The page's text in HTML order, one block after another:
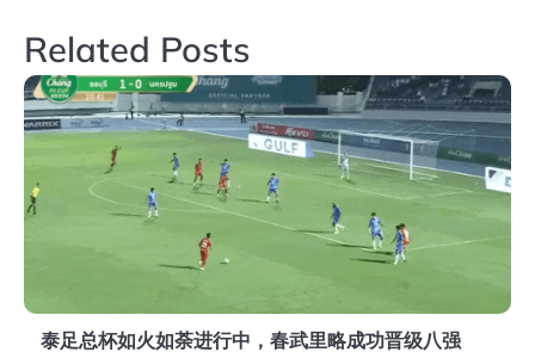
航
Related Posts
泰足总杯如火如荼进行中，春武里略成功晋级八强